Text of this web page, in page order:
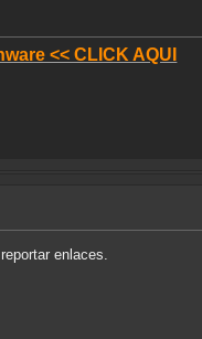
<< CLICK AQUI
enlaces.